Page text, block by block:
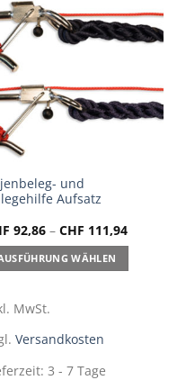
und
Aufsatz
92,86– CHF 111,94
WÄHLEN
MwSt.
Versandkosten
3 - 7 Tage